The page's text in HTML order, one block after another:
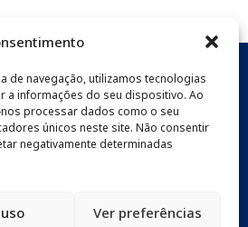
de navegação, utilizamos tecnologias
a informações do seu dispositivo. Ao
processar dados como o seu
únicos neste site. Não consentir
negativamente determinadas
Ver preferências